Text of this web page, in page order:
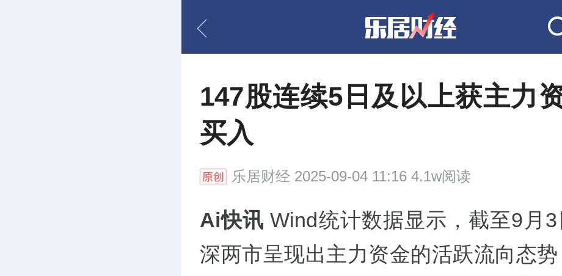
147股连续5日及以上获主力
买入
乐居财经 2025-09-04 11:16 4.1w阅读
Ai快讯 Wind统计数据显示，截至9月3
深两市呈现出主力资金的活跃流向态